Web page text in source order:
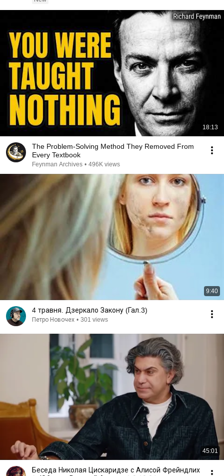
18:13
The Problem-Solving Method They Removed From
Every Textbook
Feynman Archives • 496K views
9:40
4 травня. Дзеркало Закону (Гал.3)
Петро Новочех • 301 views
45:01
Беседа Николая Цискаридзе с Алисой Фрейндлих